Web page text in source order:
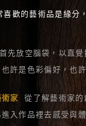
喜歡的藝術品是緣分
首先放空腦袋，以直
也許是色彩偏好，也
家
從了解藝術家
進入作品裡去感受與